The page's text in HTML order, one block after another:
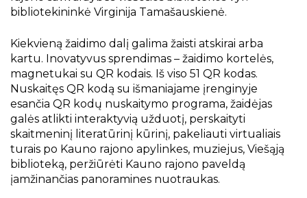
bibliotekininkė Virginija Tamašauskienė.
Kiekvieną žaidimo dalį galima žaisti atskirai arba
kartu. Inovatyvus sprendimas – žaidimo kortelės,
magnetukai su QR kodais. Iš viso 51 QR kodas.
Nuskaitęs QR kodą su išmaniajame įrenginyje
esančia QR kodų nuskaitymo programa, žaidėjas
galės atlikti interaktyvią užduotį, perskaityti
skaitmeninį literatūrinį kūrinį, pakeliauti virtualiais
turais po Kauno rajono apylinkes, muziejus, Viešąją
biblioteką, peržiūrėti Kauno rajono paveldą
įamžinančias panoramines nuotraukas.